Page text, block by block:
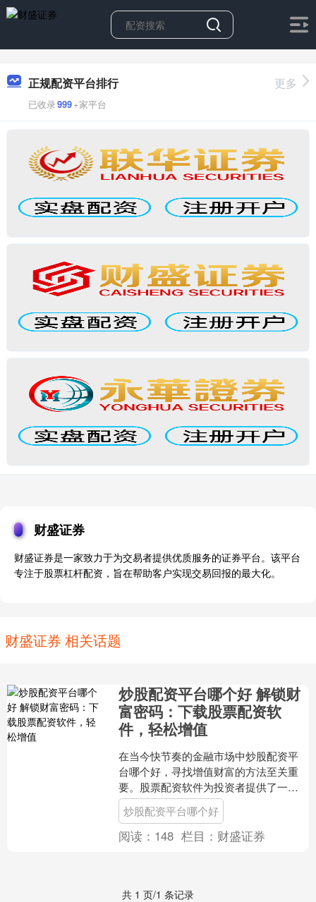
正规配资平台排行
已收录999+家平台
更多
财盛证券
财盛证券是一家致力于为交易者提供优质服务的证券平台。该平台
专注于股票杠杆配资，旨在帮助客户实现交易回报的最大化。
财盛证券 相关话题
炒股配资平台哪个好 解锁财
富密码：下载股票配资软
件，轻松增值
在当今快节奏的金融市场中炒股配资平
台哪个好，寻找增值财富的方法至关重
要。股票配资软件为投资者提供了一个
绝佳的机会，可以放大他们的投资回
报，同时降低风险。 配资交....
炒股配资平台哪个好
阅读： 148 栏目： 财盛证券
共 1 页/1 条记录